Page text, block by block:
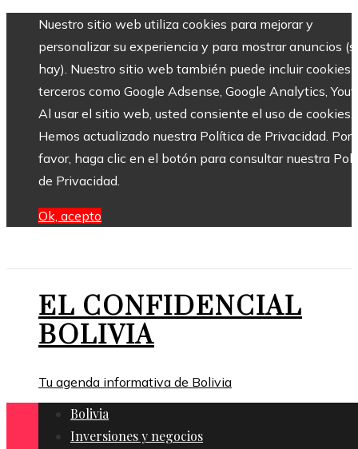
Nuestro sitio web utiliza cookies para mejorar y
personalizar su experiencia y para mostrar anuncios
hay). Nuestro sitio web también puede incluir cookies
terceros como Google Adsense, Google Analytics,
Al usar el sitio web, usted consiente el uso de cookies.
Hemos actualizado nuestra Política de Privacidad. Por
favor, haga clic en el botón para consultar nuestra
de Privacidad.
Ok, acepto
EL CONFIDENCIAL
BOLIVIA
Tu agenda informativa de Bolivia
Bolivia
Inversiones y negocios